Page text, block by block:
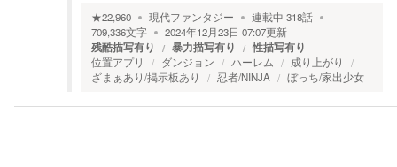
★22,960 現代ファンタジー 連載中 318話
709,336文字 2024年12月23日 07:07更新
残酷描写有り 暴力描写有り 性描写有り
位置アプリ ダンジョン ハーレム
成り上がり
ざまぁあり/掲示板あり
忍者/NINJA ぼっち/家出少女